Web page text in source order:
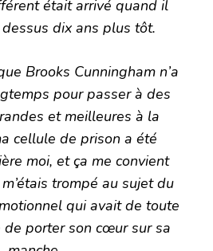
était arrivé quand il
dessus dix ans plus tôt.
Brooks Cunningham n’a
pour passer à des
et meilleures à la
cellule de prison a été
moi, et ça me convient
trompé au sujet du
qui avait de toute
de porter son cœur sur sa